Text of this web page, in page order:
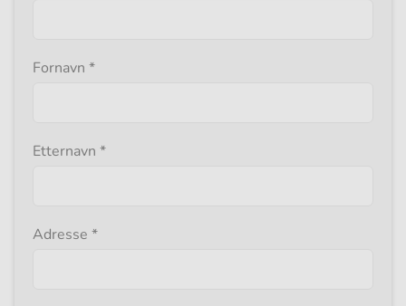
Fornavn Obligatorisk
*
Etternavn Obligatorisk
*
Adresse Obligatorisk
*